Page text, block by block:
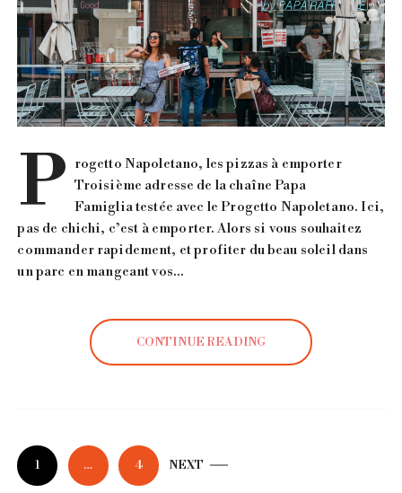
P rogetto Napoletano, les pizzas à emporter
Troisième adresse de la chaîne Papa
Famiglia testée avec le Progetto Napoletano. Ici,
pas de chichi, c’est à emporter. Alors si vous souhaitez
commander rapidement, et profiter du beau soleil dans
un parc en mangeant vos…
CONTINUE READING
1 … 4 NEXT